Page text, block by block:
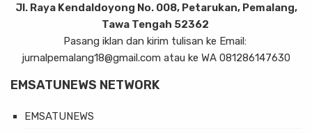
Jl. Raya Kendaldoyong No. 008, Petarukan, Pemalang,
Tawa Tengah 52362
Pasang iklan dan kirim tulisan ke Email:
jurnalpemalang18@gmail.com atau ke WA 081286147630
EMSATUNEWS NETWORK
EMSATUNEWS